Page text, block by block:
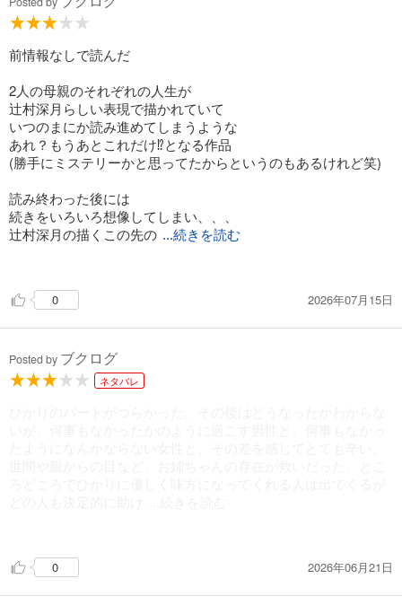
広い世界を知らないまま、ひかりは子どものまま止まってしま
そうなってしまったことにはもちろんひかりの親の責任もある
は難しいんだろうなと思う。
傷つき傷つけられながら生きてきた世界の中で唯一、暖かく優
しいラストシーンがこれでもかというくらい胸に沁みた。
雨上がりのキラキラとした情景が目に浮かんできた。
前情報なしで読んだ
2人の母親のそれぞれの人生が
辻村深月らしい表現で描かれていて
いつのまにか読み進めてしまうような
あれ？もうあとこれだけ⁉︎となる作品
(勝手にミステリーかと思ってたからというのもあるけれど笑)
読み終わった後には
続きをいろいろ想像してしまい、、、
辻村深月の描くこの先の ...続きを読む
0 2026年07月15日
Posted by ブクログ
ネタバレ
のシーン。朝斗のかわいらしさの描写、佐都子の強さを感じて
感動。続きは気になるが、終わりはこれでいいのだと思う。
0 2026年06月21日